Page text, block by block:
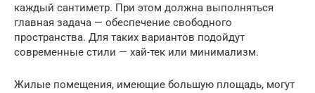
каждый сантиметр. При этом должна выполняться
главная задача — обеспечение свободного
пространства. Для таких вариантов подойдут
современные стили — хай-тек или минимализм.
Жилые помещения, имеющие большую площадь, могут